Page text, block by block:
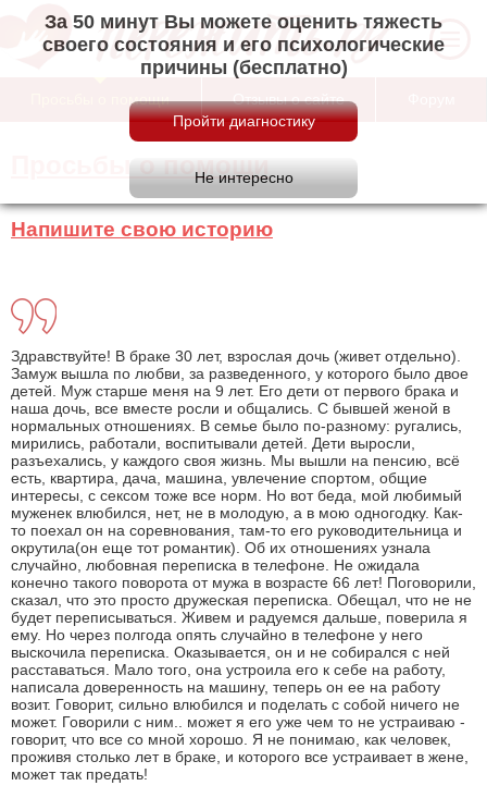
За 50 минут Вы можете оценить тяжесть
своего состояния и его психологические
причины (бесплатно)
Просьбы о помощи Отзывы о сайте
Просьбы о помощи
Напишите свою историю
Здравствуйте! В браке 30 лет, взрослая дочь (живет отдельно).
Замуж вышла по любви, за разведенного, у которого было двое
детей. Муж старше меня на 9 лет. Его дети от первого брака и
наша дочь, все вместе росли и общались. С бывшей женой в
нормальных отношениях. В семье было по-разному: ругались,
мирились, работали, воспитывали детей. Дети выросли,
разъехались, у каждого своя жизнь. Мы вышли на пенсию, всё
есть, квартира, дача, машина, увлечение спортом, общие
интересы, с сексом тоже все норм. Но вот беда, мой любимый
муженек влюбился, нет, не в молодую, а в мою одногодку. Как-
то поехал он на соревнования, там-то его руководительница и
окрутила(он еще тот романтик). Об их отношениях узнала
случайно, любовная переписка в телефоне. Не ожидала
конечно такого поворота от мужа в возрасте 66 лет! Поговорили,
сказал, что это просто дружеская переписка. Обещал, что не не
будет переписываться. Живем и радуемся дальше, поверила я
ему. Но через полгода опять случайно в телефоне у него
выскочила переписка. Оказывается, он и не собирался с ней
расставаться. Мало того, она устроила его к себе на работу,
написала доверенность на машину, теперь он ее на работу
возит. Говорит, сильно влюбился и поделать с собой ничего не
может. Говорили с ним.. может я его уже чем то не устраиваю -
говорит, что все со мной хорошо. Я не понимаю, как человек,
проживя столько лет в браке, и которого все устраивает в жене,
может так предать!